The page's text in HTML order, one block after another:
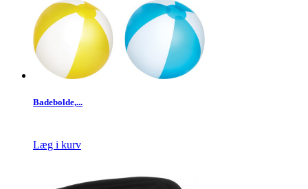
Badebolde,...
Læg i kurv